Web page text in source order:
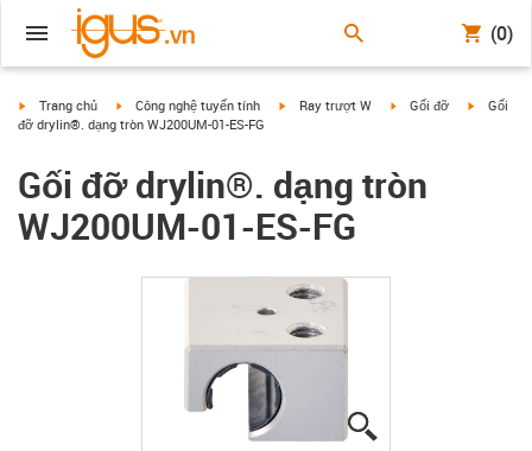
(0)
igus-icon-arrow-right
Trang chủ igus-icon-arrow-right
Công nghệ tuyến tính igus-icon-arrow-right
Ray trượt W igus-icon-arrow-right
Gối đỡ igus-
Gối
đỡ drylin®. dạng tròn WJ200UM-01-ES-FG
Gối đỡ drylin®. dạng tròn
WJ200UM-01-ES-FG